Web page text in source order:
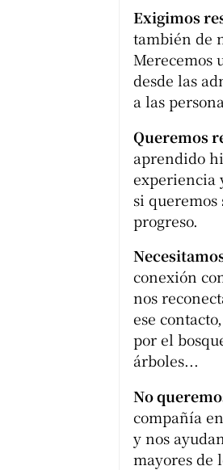
Exigimos
también de
Merecemos
desde las
a las
Queremos
aprendido
experiencia
si
progreso.
conexión
nos
ese
por el
árboles...
No
compañía
y nos
mayores de